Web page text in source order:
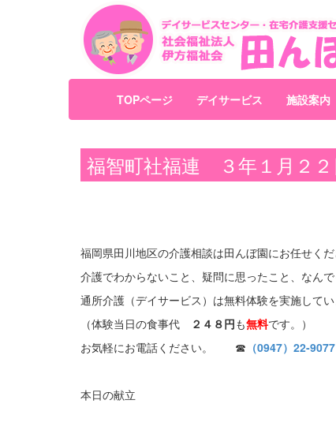
TOPページ デイサービス 施設案内
福智町社福連 ３年１月２２
福岡県田川地区の介護相談は田んぼ園にお任せくだ
介護でわからないこと、疑問に思ったこと、なん
通所介護（デイサービス）は無料体験を実施してい
（体験当日の食事代
２４８円も無料です。）
お気軽にお電話ください。 ☎ （0947）22-9077
本日の献立